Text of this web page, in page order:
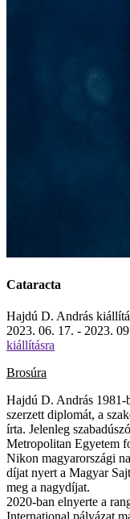
Cataracta
Hajdú D. András
2023. 06. 17. - 2023.
kiállításra
Brosúra
Hajdú D. András 1981-
szerzett diplomát, a
írta. Jelenleg
Metropolitan Egyetem
Nikon magyarországi
díjat nyert a Magyar
meg a nagydíjat.
2020-ban elnyerte a